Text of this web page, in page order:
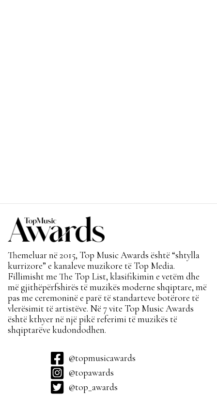
Themeluar në 2015, Top Music Awards është “shtylla
kurrizore” e kanaleve muzikore të Top Media.
Fillimisht me The Top List, klasifikimin e vetëm dhe
më gjithëpërfshirës të muzikës moderne shqiptare, më
pas me ceremoninë e parë të standarteve botërore të
vlerësimit të artistëve. Në 7 vite Top Music Awards
është kthyer në një pikë referimi të muzikës të
shqiptarëve kudondodhen.
@topmusicawards
@topawards
@top_awards